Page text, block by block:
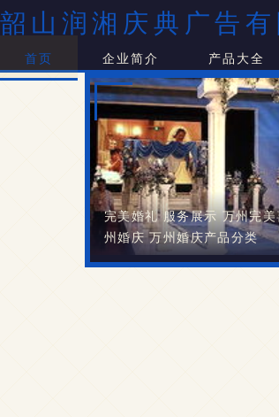
韶山润湘庆典广告有
首页 企业简介 产品大全
完美婚礼 服务展示 万州完
州婚庆 万州婚庆产品分类